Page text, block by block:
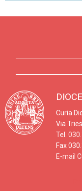
i
g
Curia
Via
Tel.
Fax
E-mail